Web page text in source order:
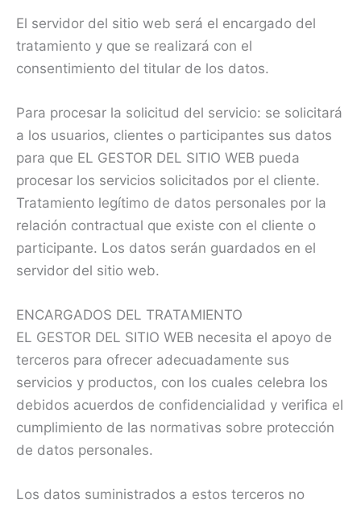
El servidor del sitio web será el encargado del
tratamiento y que se realizará con el
consentimiento del titular de los datos.
Para procesar la solicitud del servicio: se solicitará
a los usuarios, clientes o participantes sus datos
para que EL GESTOR DEL SITIO WEB pueda
procesar los servicios solicitados por el cliente.
Tratamiento legítimo de datos personales por la
relación contractual que existe con el cliente o
participante. Los datos serán guardados en el
servidor del sitio web.
ENCARGADOS DEL TRATAMIENTO
EL GESTOR DEL SITIO WEB necesita el apoyo de
terceros para ofrecer adecuadamente sus
servicios y productos, con los cuales celebra los
debidos acuerdos de confidencialidad y verifica el
cumplimiento de las normativas sobre protección
de datos personales.
Los datos suministrados a estos terceros no